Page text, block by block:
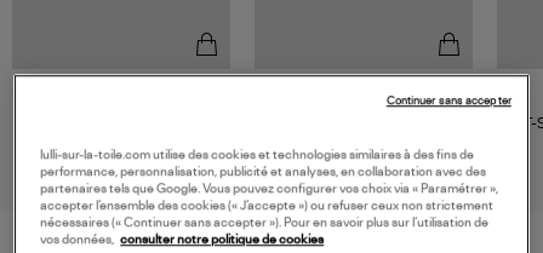
GANNI
lulli-sur-la-toile.com utilise des cookies et technologies similaires à des fins de
performance, personnalisation, publicité et analyses, en collaboration avec des
partenaires tels que Google. Vous pouvez configurer vos choix via « Paramétrer »,
accepter l’ensemble des cookies (« J’accepte ») ou refuser ceux non strictement
nécessaires (« Continuer sans accepter »). Pour en savoir plus sur l’utilisation de
vos données, consulter notre politique de cookies
Continuer sans accepter